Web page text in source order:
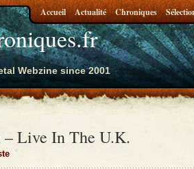
Webzine since 2001
Accueil Actualité Chroniques
– Live In The U.K.